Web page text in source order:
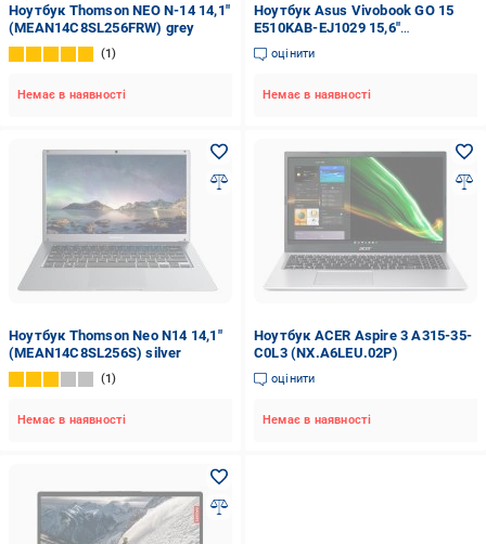
Ноутбук Thomson NEO N-14 14,1"
(MEAN14C8SL256FRW) grey
1
Немає в наявності
Ноутбук Asus Vivobook GO 15
E510KAB-EJ1029 15,6"
(90NB0UJ5-M01KV0) star black
оцінити
Немає в наявності
Ноутбук Thomson Neo N14 14,1"
(MEAN14C8SL256S) silver
1
Немає в наявності
Ноутбук ACER Aspire 3 A315-35-
C0L3 (NX.A6LEU.02P)
оцінити
Немає в наявності